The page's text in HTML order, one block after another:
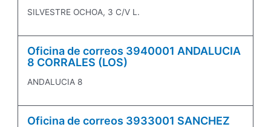
SILVESTRE OCHOA, 3 C/V L.
Oficina de correos 3940001 ANDALUCIA
8 CORRALES (LOS)
ANDALUCIA 8
Oficina de correos 3933001 SANCHEZ